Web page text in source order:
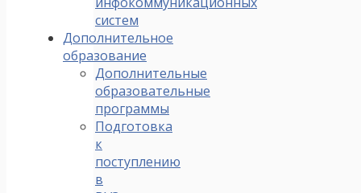
систем
Дополнительное
образование
Дополнительные
образовательные
программы
Подготовка
к
поступлению
в